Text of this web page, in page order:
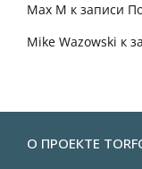
Max M к записи
Mike Wazowski к
О ПРОЕКТЕ